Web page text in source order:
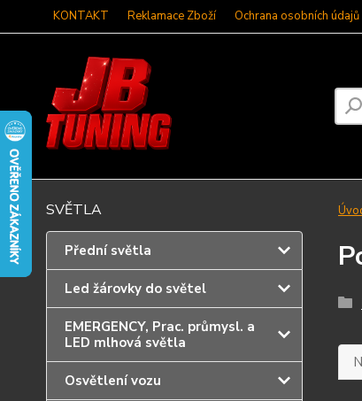
KONTAKT Reklamace Zboží Ochrana osobních údajů
SVĚTLA
Přední světla
Led žárovky do světel
EMERGENCY, Prac. průmysl. a
LED mlhová světla
Osvětlení vozu